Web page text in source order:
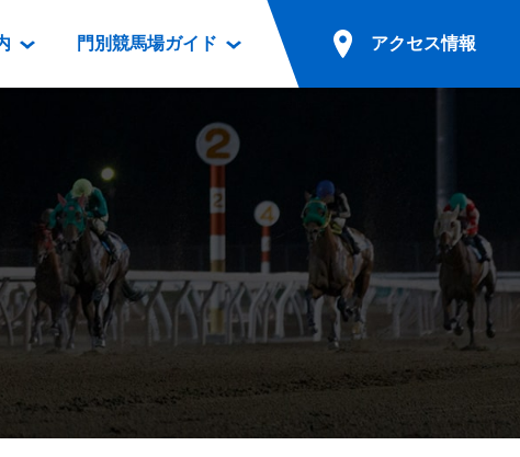
別表ダウンロード
催カレンダー
賞競走体系図
タリオンシリーズ競走
内の発売情報(PDF)
電話・インターネット投票
場外発売所
実況・テレホンサービス
発売・払戻
門別競馬場ガイド
ンギスカン
ードカフェ
アクセス情報
無料送迎バスでのご来場
公共の交通機関でのご来場